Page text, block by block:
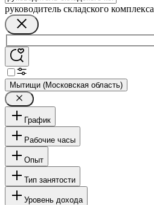
руководитель складского комплекса
Мытищи (Московская область)
График
Рабочие часы
Опыт
Тип занятости
Уровень дохода